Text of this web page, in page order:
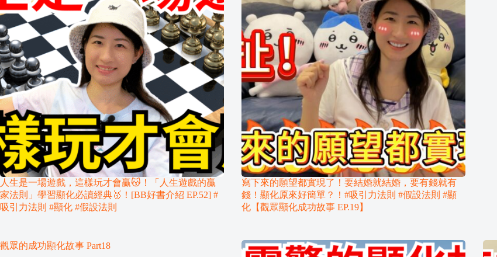
人生是一場遊戲，這樣玩才會贏😽！「人生遊戲的贏
家法則」學習顯化必讀經典🥇！[BB好書介紹 EP.52] #
吸引力法則 #顯化 #假設法則
寫下來的願望都實現了！要結婚就結婚，要有錢就有
錢！顯化原來好簡單？！#吸引力法則 #假設法則 #顯
化【觀眾顯化成功故事 EP.19】
觀眾的成功顯化故事 Part18